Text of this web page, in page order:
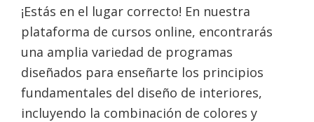
¡Estás en el lugar correcto! En nuestra
plataforma de cursos online, encontrarás
una amplia variedad de programas
diseñados para enseñarte los principios
fundamentales del diseño de interiores,
incluyendo la combinación de colores y